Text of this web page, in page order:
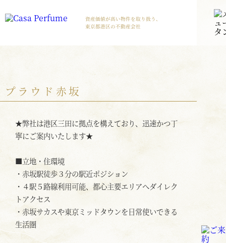
資産価値が高い物件を取り扱う、
東京都港区の不動産会社
プラウド赤坂
★弊社は港区三田に拠点を構えており、迅速かつ丁
寧にご案内いたします★
■立地・住環境
・赤坂駅徒歩３分の駅近ポジション
・４駅５路線利用可能、都心主要エリアへダイレク
トアクセス
・赤坂サカスや東京ミッドタウンを日常使いできる
生活圏